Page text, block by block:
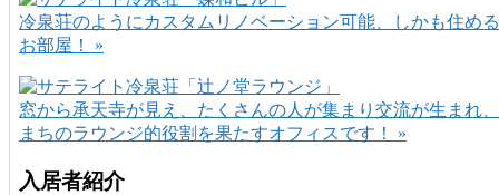
冷泉荘のようにカスタムリノベーション可能、しかも住める
お部屋！ »
窓から承天寺が見え、たくさんの人が集まり交流が生まれ、
まちのラウンジ的役割を果たすオフィスです！ »
入居者紹介